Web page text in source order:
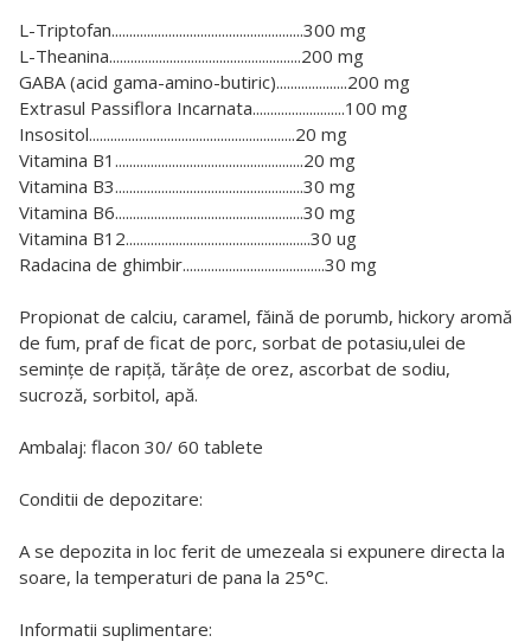
L-Triptofan......................................................300 mg
L-Theanina......................................................200 mg
GABA (acid gama-amino-butiric)....................200 mg
Extrasul Passiflora Incarnata..........................100 mg
Insositol..........................................................20 mg
Vitamina B1.....................................................20 mg
Vitamina B3.....................................................30 mg
Vitamina B6.....................................................30 mg
Vitamina B12....................................................30 ug
Radacina de ghimbir........................................30 mg
Propionat de calciu, caramel, făină de porumb, hickory aromă
de fum, praf de ficat de porc, sorbat de potasiu,ulei de
semințe de rapiță, tărâțe de orez, ascorbat de sodiu,
sucroză, sorbitol, apă.
Ambalaj: flacon 30/ 60 tablete
Conditii de depozitare:
A se depozita in loc ferit de umezeala si expunere directa la
soare, la temperaturi de pana la 25°C.
Informatii suplimentare: